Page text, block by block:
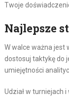
Twoje
Najlepsze
W walce ważna jest
dostosuj taktykę do
umiejętności
Udział w turniejach